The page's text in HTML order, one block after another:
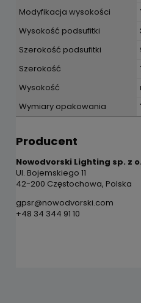
Modyfikacja wysokości
Wysokość podsufitki
Szerokość podsufitki
Szerokość
Wysokość
Wymiary opakowania
Producent
Nowodvorski Lighting sp. z
Ul. Bojemskiego 11
42-200 Częstochowa, Polska
gpsr@nowodvorski.com
+48 34 344 91 10